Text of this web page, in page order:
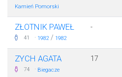
Kamień Pomorski
ZŁOTNIK PAWEŁ
41 · 1982 / 1982
-
ZYCH AGATA
74 · Biegacze
17